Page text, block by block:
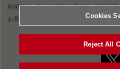
利用規約|個人情報等保護方針|特定商
お客様情報の外部送信について|Cookies
Cookies
Reject All